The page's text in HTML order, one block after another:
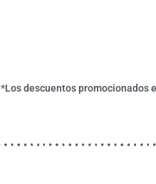
*Los descuentos promocionados